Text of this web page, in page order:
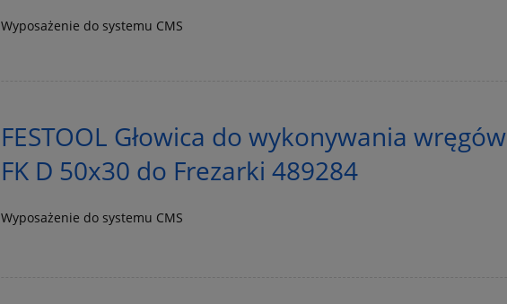
Wyposażenie do systemu CMS
FESTOOL Głowica do wykonywania wręgów
FK D 50x30 do Frezarki 489284
Wyposażenie do systemu CMS